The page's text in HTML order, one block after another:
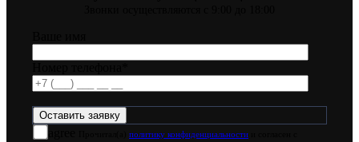
политику конфиденциальности